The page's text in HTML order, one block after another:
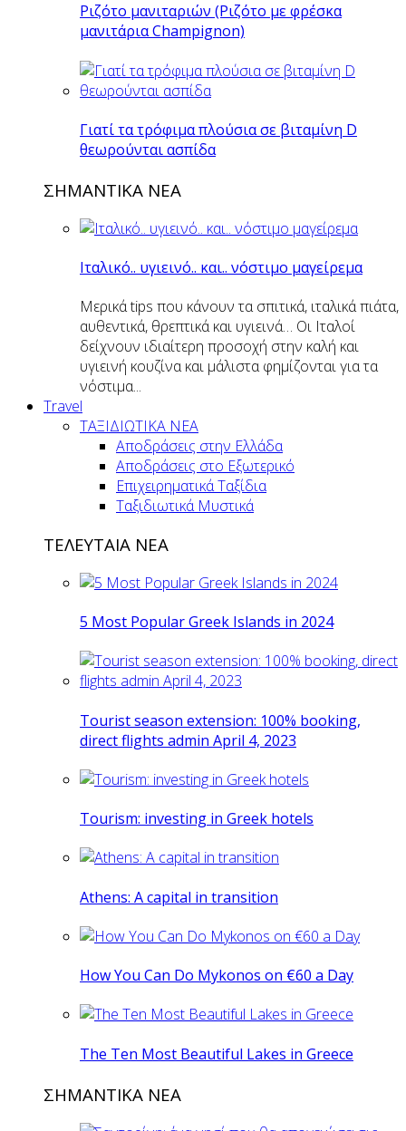
Ριζότο μανιταριών (Ριζότο με φρέσκα
μανιτάρια Champignon)
Γιατί τα τρόφιμα πλούσια σε βιταμίνη D
θεωρούνται ασπίδα
ΣΗΜΑΝΤΙΚΑ ΝΕΑ
Ιταλικό.. υγιεινό.. και.. νόστιμο μαγείρεμα
Μερικά tips που κάνουν τα σπιτικά, ιταλικά πιάτα,
αυθεντικά, θρεπτικά και υγιεινά… Οι Ιταλοί
δείχνουν ιδιαίτερη προσοχή στην καλή και
υγιεινή κουζίνα και μάλιστα φημίζονται για τα
νόστιμα...
Travel
ΤΑΞΙΔΙΩΤΙΚΑ ΝΕΑ
Αποδράσεις στην Ελλάδα
Αποδράσεις στο Εξωτερικό
Επιχειρηματικά Ταξίδια
Ταξιδιωτικά Μυστικά
ΤΕΛΕΥΤΑΙΑ ΝΕΑ
5 Most Popular Greek Islands in 2024
Tourist season extension: 100% booking,
direct flights admin April 4, 2023
Tourism: investing in Greek hotels
Athens: A capital in transition
How You Can Do Mykonos on €60 a Day
The Ten Most Beautiful Lakes in Greece
ΣΗΜΑΝΤΙΚΑ ΝΕΑ